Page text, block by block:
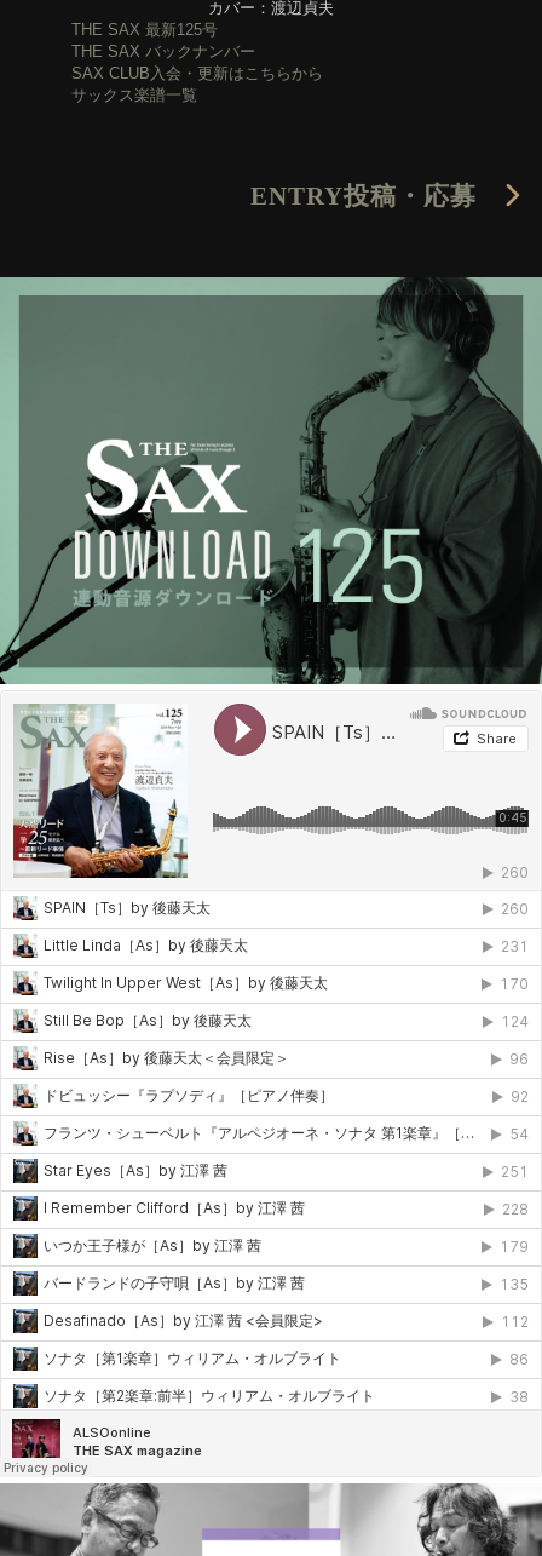
カバー：渡辺貞夫
THE SAX 最新125号
THE SAX バックナンバー
SAX CLUB入会・更新はこちらから
サックス楽譜一覧
ENTRY投稿・応募